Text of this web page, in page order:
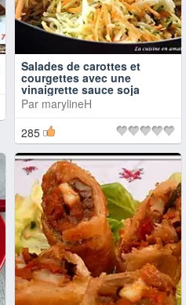
Salades de carottes et
courgettes avec une
vinaigrette sauce soja
Par marylineH
285